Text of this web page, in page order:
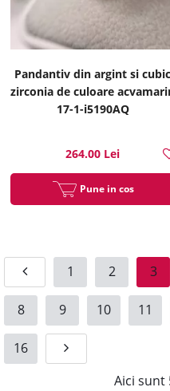
Pandantiv din argint si cubic
zirconia de culoare
17-1-i5190AQ
264.00 Lei
Pune in cos
1 2 3
8 9 10 11
16
Aici sunt